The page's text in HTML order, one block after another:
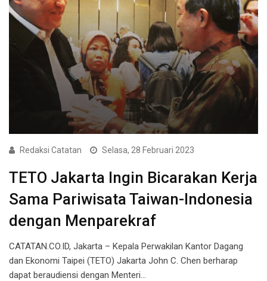
Redaksi Catatan Selasa, 28 Februari 2023
TETO Jakarta Ingin Bicarakan Kerja
Sama Pariwisata Taiwan-Indonesia
dengan Menparekraf
CATATAN.CO.ID, Jakarta – Kepala Perwakilan Kantor Dagang
dan Ekonomi Taipei (TETO) Jakarta John C. Chen berharap
dapat beraudiensi dengan Menteri…